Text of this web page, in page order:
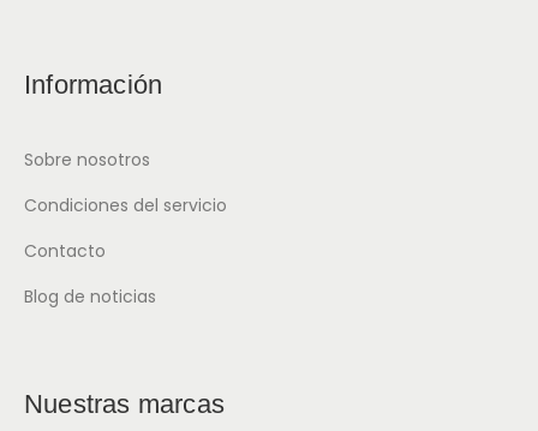
Información
Sobre nosotros
Condiciones del servicio
Contacto
Blog de noticias
Nuestras marcas